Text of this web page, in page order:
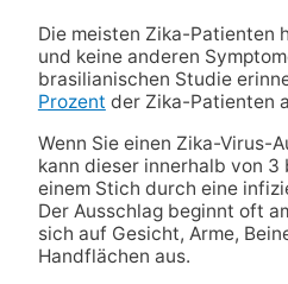
Die meisten Zika-Patienten
und keine anderen
brasilianischen Studie
Prozent der Zika-Patienten
Wenn Sie einen Zika-Virus-
kann dieser innerhalb von 3
einem Stich durch eine
Der Ausschlag beginnt oft
sich auf Gesicht, Arme,
Handflächen aus.